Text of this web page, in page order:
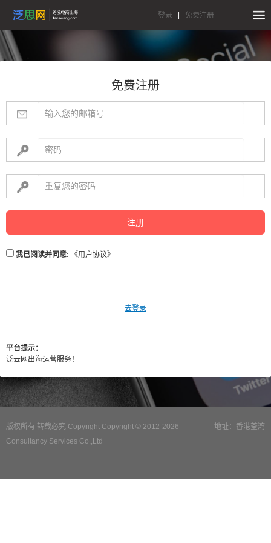
登录 免费注册
免费注册
注册
我已阅读并同意: 《用户协议》
去登录
平台提示：
泛云网出海运营服务！
地址：香港荃湾
版权所有 转载必究 Copyright Copyright © 2012-2026
Consultancy Services Co.,Ltd